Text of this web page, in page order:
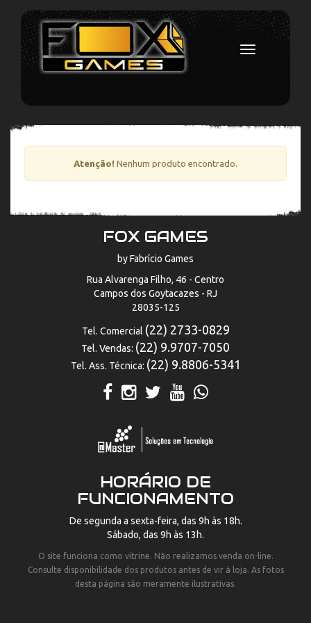
Toggle
Atenção! Nenhum produto encontrado.
FOX GAMES
by Fabrício Games
Rua Alvarenga Filho, 46 - Centro
Campos dos Goytacazes - RJ
28035-125
Tel. Comercial (22) 2733-0829
Tel. Vendas: (22) 9.9707-7050
Tel. Ass. Técnica: (22) 9.8806-5341
HORÁRIO DE
FUNCIONAMENTO
De segunda a sexta-feira, das 9h às 18h.
Sábado, das 9h às 13h.
O site funciona como vitrine. Não realizamos venda on-line.
Consulte disponibilidade dos produtos antes de vir à loja. As fotos
desta página são meramente ilustrativas.